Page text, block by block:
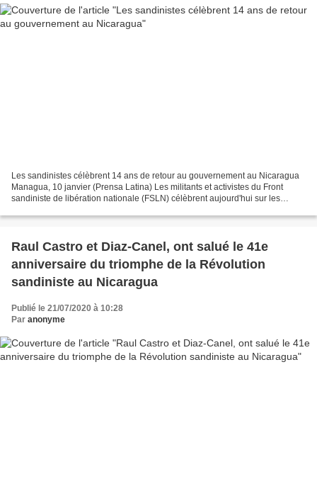
Les sandinistes célèbrent 14 ans de retour au gouvernement au Nicaragua
Managua, 10 janvier (Prensa Latina) Les militants et activistes du Front
sandiniste de libération nationale (FSLN) célèbrent aujourd'hui sur les
Raul Castro et Diaz-Canel, ont salué le 41e
anniversaire du triomphe de la Révolution
sandiniste au Nicaragua
Publié le 21/07/2020 à 10:28
Par anonyme